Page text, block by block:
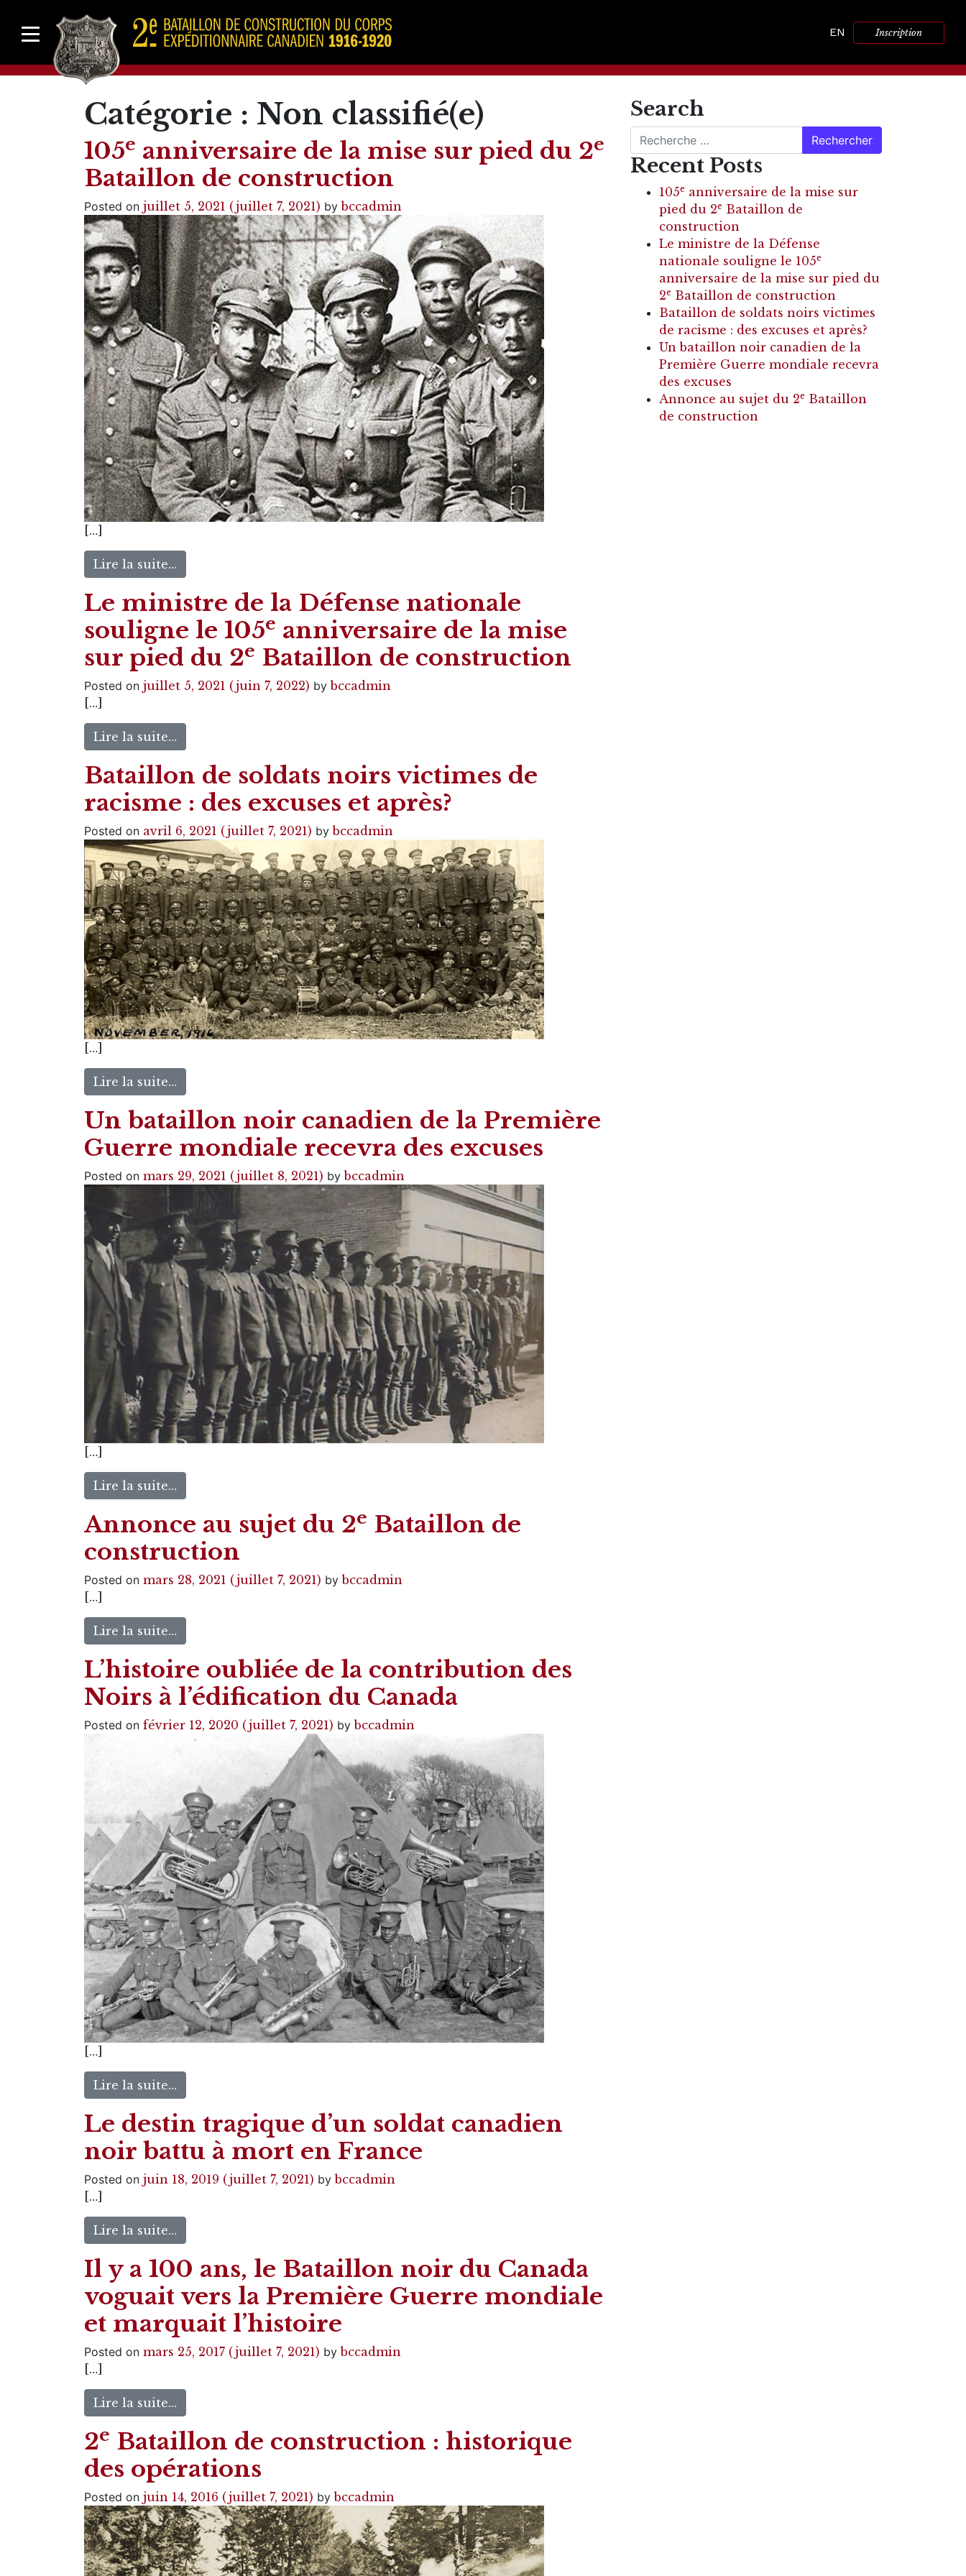
EN Inscription
Catégorie : Non classifié(e)
105e anniversaire de la mise sur pied du 2e
Bataillon de construction
Posted on juillet 5, 2021 (juillet 7, 2021) by bccadmin
[…]
Lire la suite…
Le ministre de la Défense nationale
souligne le 105e anniversaire de la mise
sur pied du 2e Bataillon de construction
Posted on juillet 5, 2021 (juin 7, 2022) by bccadmin
[…]
Lire la suite…
Bataillon de soldats noirs victimes de
racisme : des excuses et après?
Posted on avril 6, 2021 (juillet 7, 2021) by bccadmin
[…]
Lire la suite…
Un bataillon noir canadien de la Première
Guerre mondiale recevra des excuses
Posted on mars 29, 2021 (juillet 8, 2021) by bccadmin
[…]
Lire la suite…
Annonce au sujet du 2e Bataillon de
construction
Posted on mars 28, 2021 (juillet 7, 2021) by bccadmin
[…]
Lire la suite…
L’histoire oubliée de la contribution des
Noirs à l’édification du Canada
Posted on février 12, 2020 (juillet 7, 2021) by bccadmin
[…]
Lire la suite…
Le destin tragique d’un soldat canadien
noir battu à mort en France
Posted on juin 18, 2019 (juillet 7, 2021) by bccadmin
[…]
Lire la suite…
Il y a 100 ans, le Bataillon noir du Canada
voguait vers la Première Guerre mondiale
et marquait l’histoire
Posted on mars 25, 2017 (juillet 7, 2021) by bccadmin
[…]
Lire la suite…
2e Bataillon de construction : historique
des opérations
Posted on juin 14, 2016 (juillet 7, 2021) by bccadmin
Search
Rechercher
Recent Posts
105e anniversaire de la mise sur
pied du 2e Bataillon de
construction
Le ministre de la Défense
nationale souligne le 105e
anniversaire de la mise sur pied du
2e Bataillon de construction
Bataillon de soldats noirs victimes
de racisme : des excuses et après?
Un bataillon noir canadien de la
Première Guerre mondiale recevra
des excuses
Annonce au sujet du 2e Bataillon
de construction